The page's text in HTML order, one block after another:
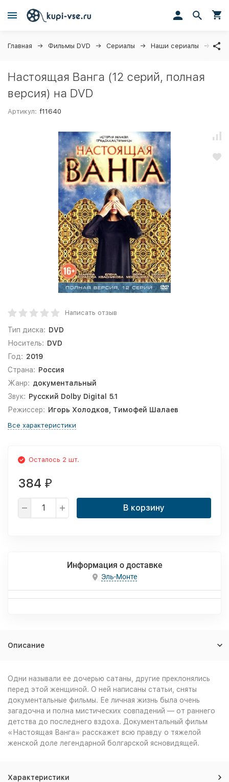
Главная Фильмы DVD Сериалы Наши сериалы
Настоящая Ванга (12 серий, полная
версия) на DVD
Артикул: f11640
Написать отзыв
Тип диска: DVD
Носитель: DVD
Год: 2019
Страна: Россия
Жанр: документальный
Звук: Русский Dolby Digital 5.1
Режиссер: Игорь Холодков, Тимофей Шалаев
Все характеристики
Осталось 2 шт.
384 ₽
В корзину
Информация о доставке
Эль-Монте
Описание
Одни называли ее дочерью сатаны, другие преклонялись
перед этой женщиной. О ней написаны статьи, сняты
документальные фильмы. Ее личная жизнь была очень
загадочна и полна мистических совпадений — от раннего
детства до последнего вздоха. Документальный фильм
«Настоящая Ванга» расскажет всю правду о тяжелой
женской доле легендарной болгарской ясновидящей.
Характеристики